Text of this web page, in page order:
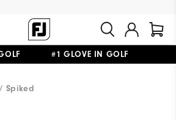
GOLF #1 GLOVE IN GOLF
Spiked